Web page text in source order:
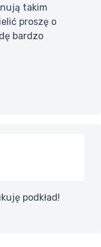
takim
proszę o
bardzo
podkład!